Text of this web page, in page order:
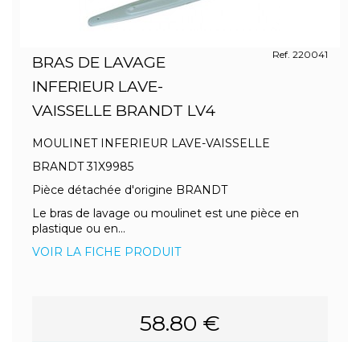
BRAS DE LAVAGE
INFERIEUR LAVE-
VAISSELLE BRANDT LV4
Ref. 220041
MOULINET INFERIEUR LAVE-VAISSELLE
BRANDT 31X9985
Pièce détachée d'origine BRANDT
Le bras de lavage ou moulinet est une pièce en
plastique ou en...
VOIR LA FICHE PRODUIT
58.80 €